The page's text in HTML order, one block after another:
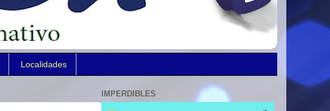
Localidades
IMPERDIBLES